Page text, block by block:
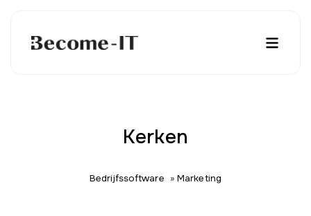
Kerken
Bedrijfssoftware »Marketing